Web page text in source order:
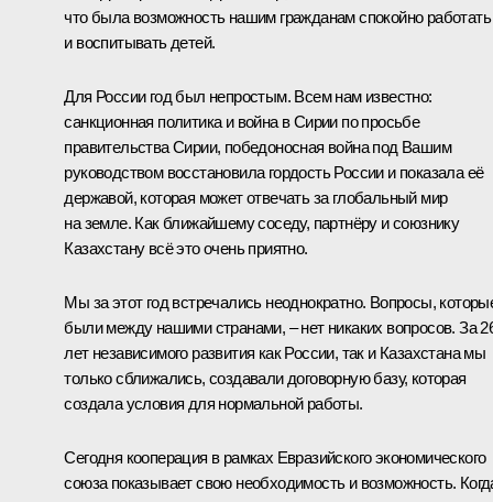
что была возможность нашим гражданам спокойно работать
и воспитывать детей.
Для России год был непростым. Всем нам известно:
санкционная политика и война в Сирии по просьбе
правительства Сирии, победоносная война под Вашим
руководством восстановила гордость России и показала её
державой, которая может отвечать за глобальный мир
на земле. Как ближайшему соседу, партнёру и союзнику
Казахстану всё это очень приятно.
Мы за этот год встречались неоднократно. Вопросы,
были между нашими странами, – нет никаких вопросов. За
лет независимого развития как России, так и Казахстана мы
только сближались, создавали договорную базу, которая
создала условия для нормальной работы.
Сегодня кооперация в рамках Евразийского экономического
союзапоказывает свою необходимость и возможность.